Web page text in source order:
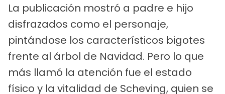
La publicación mostró a padre e hijo
disfrazados como el personaje,
pintándose los característicos bigotes
frente al árbol de Navidad. Pero lo que
más llamó la atención fue el estado
físico y la vitalidad de Scheving, quien se